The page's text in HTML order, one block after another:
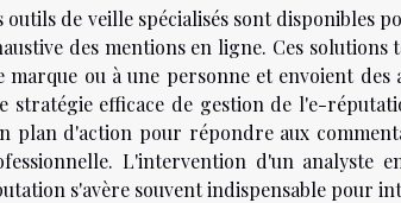
outils de veille spécialisés sont disponibles
des mentions en ligne. Ces
marque ou à une personne et envoient
stratégie efficace de gestion de l'e-
plan d'action pour répondre aux
L'intervention d'un analyste
s'avère souvent indispensable pour